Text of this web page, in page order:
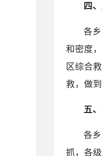
四
各
和密度
区综合
救，做
五
各
抓，各